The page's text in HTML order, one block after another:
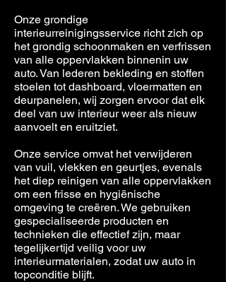
Onze grondige
interieurreinigingsservice richt zich op
het grondig schoonmaken en verfrissen
van alle oppervlakken binnenin uw
auto. Van lederen bekleding en stoffen
stoelen tot dashboard, vloermatten en
deurpanelen, wij zorgen ervoor dat elk
deel van uw interieur weer als nieuw
aanvoelt en eruitziet.
Onze service omvat het verwijderen
van vuil, vlekken en geurtjes, evenals
het diep reinigen van alle oppervlakken
om een frisse en hygiënische
omgeving te creëren. We gebruiken
gespecialiseerde producten en
technieken die effectief zijn, maar
tegelijkertijd veilig voor uw
interieurmaterialen, zodat uw auto in
topconditie blijft.